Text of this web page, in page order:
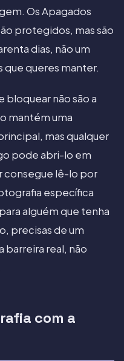
Os Apagados
protegidos, mas são
dias, não um
que queres manter.
não são a
mantém uma
mas qualquer
pode abri-lo em
consegue lê-lo por
específica
alguém que tenha
precisas de um
real, não
com a